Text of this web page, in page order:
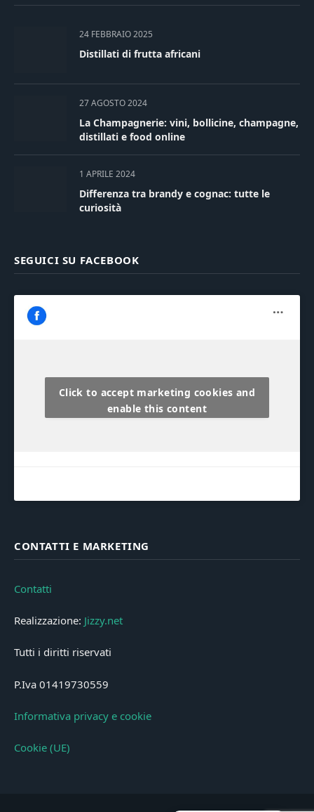
24 FEBBRAIO 2025
Distillati di frutta africani
27 AGOSTO 2024
La Champagnerie: vini, bollicine, champagne,
distillati e food online
1 APRILE 2024
Differenza tra brandy e cognac: tutte le
curiosità
SEGUICI SU FACEBOOK
Click to accept marketing cookies and
enable this content
CONTATTI E MARKETING
Contatti
Realizzazione: Jizzy.net
Tutti i diritti riservati
P.Iva 01419730559
Informativa privacy e cookie
Cookie (UE)